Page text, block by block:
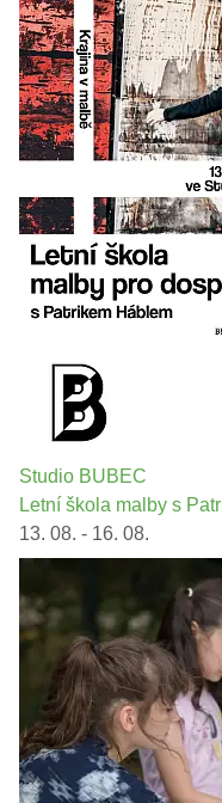
Studio BUBEC
Letní škola malby s
13. 08. - 16. 08.